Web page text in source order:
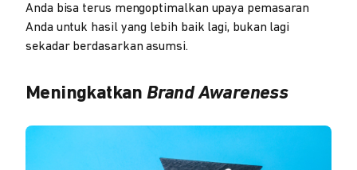
Anda bisa terus mengoptimalkan upaya pemasaran
Anda untuk hasil yang lebih baik lagi, bukan lagi
sekadar berdasarkan asumsi.
MeningkatkanBrand Awareness